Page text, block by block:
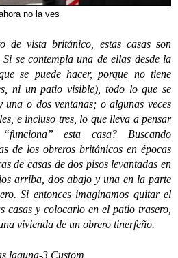
no la ves
británico, estas casas son
se contempla una de ellas desde la
se puede hacer, porque no tiene
ni un patio visible), todo lo que se
o dos ventanas; o algunas veces
e incluso tres, lo que lleva a pensar
esta casa? Buscando
de los obreros británicos en épocas
de casas de dos pisos levantadas en
arriba, dos abajo y una en la parte
Si entonces imaginamos quitar el
casas y colocarlo en el patio trasero,
vivienda de un obrero tinerfeño.